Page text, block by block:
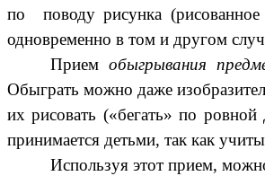
по поводу рисунка (рисованное
одновременно в том и другом
Прием обыгрывания
Обыграть можно даже
их рисовать («бегать» по
принимается детьми, так как
Используя этот прием,